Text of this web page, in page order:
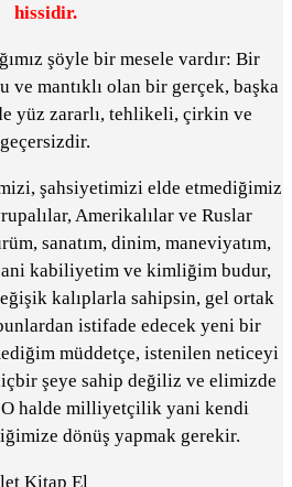
hissidir.
şöyle bir mesele vardır: Bir
ve mantıklı olan bir gerçek, başka
yüz zararlı, tehlikeli, çirkin ve
geçersizdir.
şahsiyetimizi elde etmediğimiz
Amerikalılar ve Ruslar
sanatım, dinim, maneviyatım,
kabiliyetim ve kimliğim budur,
kalıplarla sahipsin, gel ortak
istifade edecek yeni bir
müddetçe, istenilen neticeyi
şeye sahip değiliz ve elimizde
O halde milliyetçilik yani kendi
dönüş yapmak gerekir.